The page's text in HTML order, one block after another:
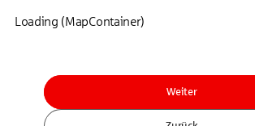
Loading (MapContainer)
Weiter